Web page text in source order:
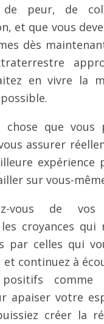
de peur, de
et que vous
dès
en vivre la
chose que vous
assurer
expérience
sur vous-
vous de
les croyances qui
par celles qui
et continuez à
positifs comme
apaiser votre
créer la